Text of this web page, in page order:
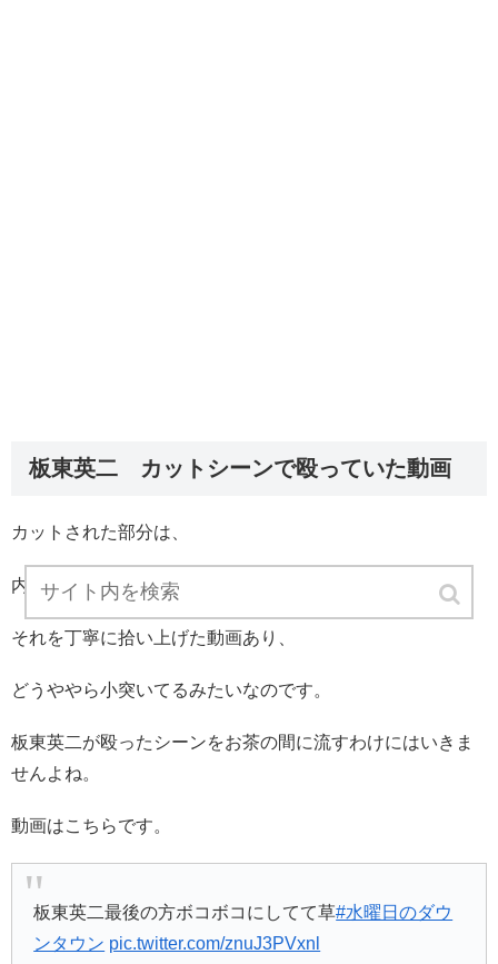
板東英二 カットシーンで殴っていた動画
カットされた部分は、
内容がわからないように早送りで放送しましたが、
それを丁寧に拾い上げた動画あり、
どうややら小突いてるみたいなのです。
板東英二が殴ったシーンをお茶の間に流すわけにはいきま
せんよね。
動画はこちらです。
板東英二最後の方ボコボコにしてて草#水曜日のダウ
ンタウン pic.twitter.com/znuJ3PVxnl